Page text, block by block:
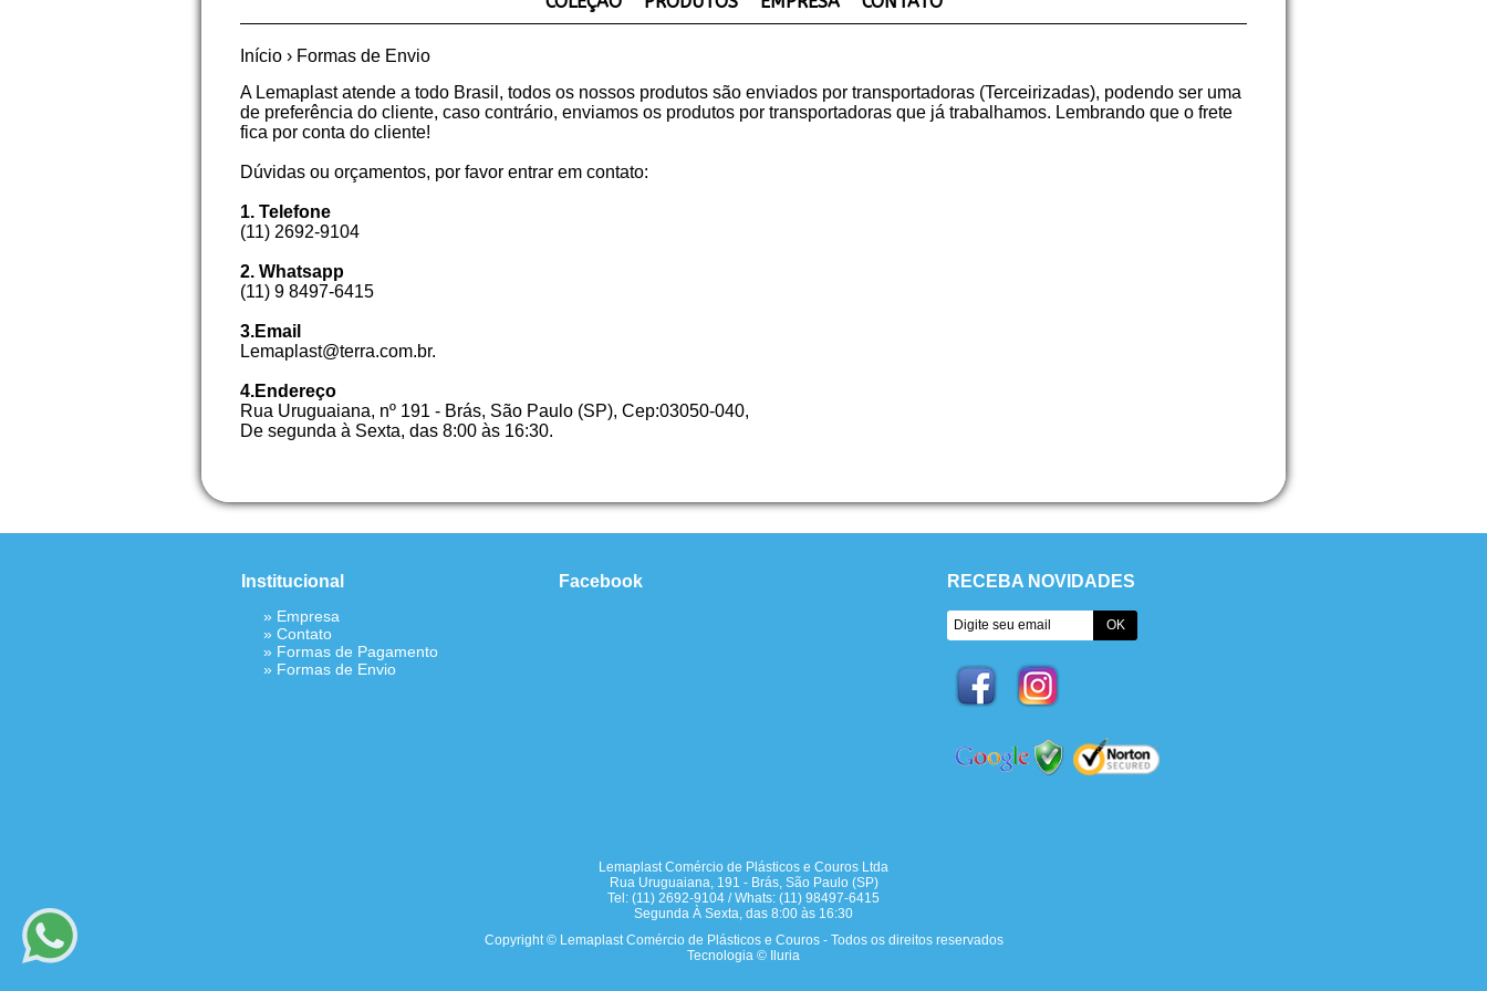
Início › Formas de Envio
A Lemaplast atende a todo Brasil, todos os nossos produtos são enviados por transportadoras (Terceirizadas), podendo ser uma
de preferência do cliente, caso contrário, enviamos os produtos por transportadoras que já trabalhamos. Lembrando que o frete
fica por conta do cliente!
Dúvidas ou orçamentos, por favor entrar em contato:
1. Telefone
(11) 2692-9104
2. Whatsapp
(11) 9 8497-6415
3.Email
Lemaplast@terra.com.br.
4.Endereço
Rua Uruguaiana, nº 191 - Brás, São Paulo (SP), Cep:03050-040,
De segunda à Sexta, das 8:00 às 16:30.
Institucional
» Empresa
» Contato
» Formas de Pagamento
» Formas de Envio
Facebook RECEBA NOVIDADES
Lemaplast Comércio de Plásticos e Couros Ltda
Rua Uruguaiana, 191 - Brás, São Paulo (SP)
Tel: (11) 2692-9104 / Whats: (11) 98497-6415
Segunda À Sexta, das 8:00 às 16:30
Copyright © Lemaplast Comércio de Plásticos e Couros - Todos os direitos reservados
Tecnologia © Iluria